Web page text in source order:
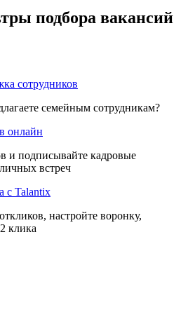
подбора вакансий
сотрудников
семейным сотрудникам?
онлайн
и подписывайте кадровые
встреч
с Talantix
настройте воронку,
клика